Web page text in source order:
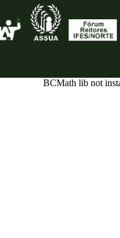
BCMath lib not